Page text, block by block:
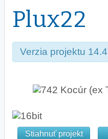
Plux22
Verzia projektu
Stiahnuť projekt